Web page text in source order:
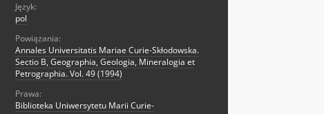
Język:
pol
Powiązania:
Annales Universitatis Mariae Curie-Skłodowska.
Sectio B, Geographia, Geologia, Mineralogia et
Petrographia. Vol. 49 (1994)
Prawa:
Biblioteka Uniwersytetu Marii Curie-